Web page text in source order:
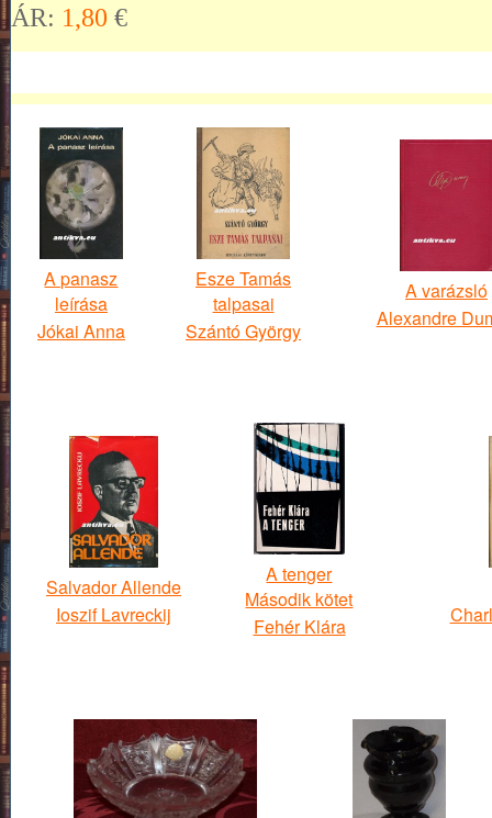
ÁR: 1,80 €
A panasz
leírása
Jókai Anna
Esze Tamás
talpasai
Szántó György
A varázsló
Alexandre
Salvador Allende
Ioszif Lavreckij
A tenger
Második kötet
Fehér Klára